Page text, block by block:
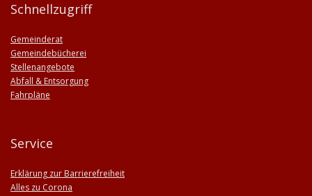
Schnellzugriff
Gemeinderat
Gemeindebücherei
Stellenangebote
Abfall & Entsorgung
Fahrpläne
Service
Erklärung zur Barrierefreiheit
Alles zu Corona